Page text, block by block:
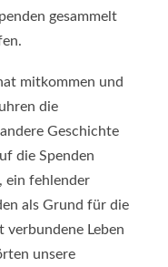
gesammelt
mitkommen und
die
Geschichte
die Spenden
ein fehlender
als Grund für die
verbundene Leben
unsere